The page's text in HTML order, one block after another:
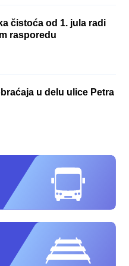
čistoća od 1. jula radi
rasporedu
u delu ulice Petra